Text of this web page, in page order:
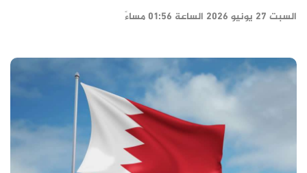
السبت ٢٧ يونيو ٢٠٢٦ الساعة ٠١:٥٦ مساءً